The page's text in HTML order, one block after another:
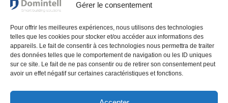
Gérer le consentement
Pour offrir les meilleures expériences, nous utilisons des technologies
telles que les cookies pour stocker et/ou accéder aux informations des
appareils. Le fait de consentir à ces technologies nous permettra de traiter
des données telles que le comportement de navigation ou les ID uniques
sur ce site. Le fait de ne pas consentir ou de retirer son consentement peut
avoir un effet négatif sur certaines caractéristiques et fonctions.
NEWSLETTER
Recevez les dernières
actualités et nouveautés à